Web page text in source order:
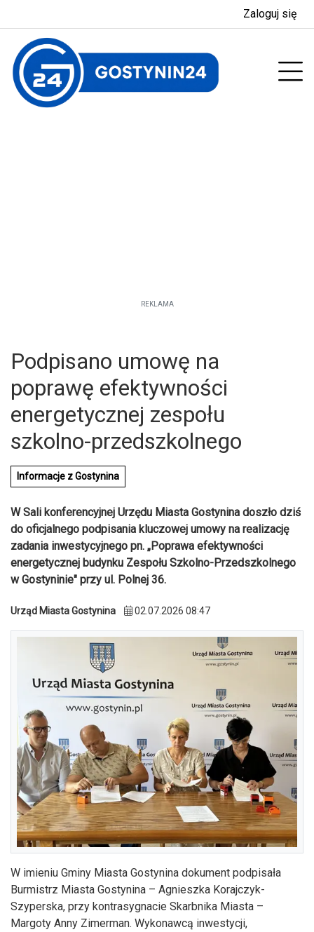
Zaloguj się
REKLAMA
Podpisano umowę na
poprawę efektywności
energetycznej zespołu
szkolno-przedszkolnego
Informacje z Gostynina
W Sali konferencyjnej Urzędu Miasta Gostynina doszło dziś
do oficjalnego podpisania kluczowej umowy na realizację
zadania inwestycyjnego pn. „Poprawa efektywności
energetycznej budynku Zespołu Szkolno-Przedszkolnego
w Gostyninie" przy ul. Polnej 36.
Urząd Miasta Gostynina 02.07.2026 08:47
W imieniu Gminy Miasta Gostynina dokument podpisała
Burmistrz Miasta Gostynina – Agnieszka Korajczyk-
Szyperska, przy kontrasygnacie Skarbnika Miasta –
Margoty Anny Zimerman. Wykonawcą inwestycji,